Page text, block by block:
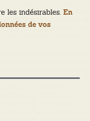
les indésirables. En
de vos